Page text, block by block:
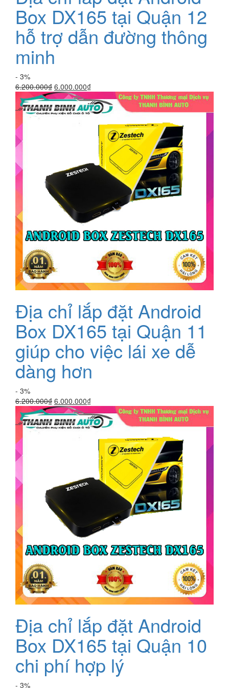
Box DX165 tại Quận 12
hỗ trợ dẫn đường thông
minh
- 3%
6.200.000₫ Giá
gốc
là:
6.200.000₫.
6.000.000₫Giá
hiện
tại
là:
6.000.000₫.
Địa chỉ lắp đặt Android
Box DX165 tại Quận 11
giúp cho việc lái xe dễ
dàng hơn
- 3%
6.200.000₫ Giá
gốc
là:
6.200.000₫.
6.000.000₫Giá
hiện
tại
là:
6.000.000₫.
Địa chỉ lắp đặt Android
Box DX165 tại Quận 10
chi phí hợp lý
- 3%